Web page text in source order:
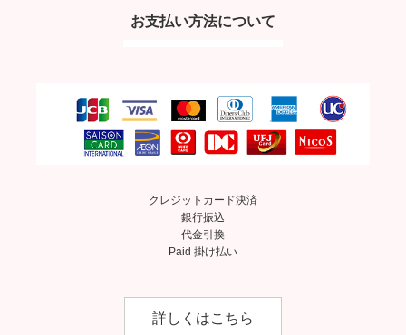
お支払い方法について
クレジットカード決済
銀行振込
代金引換
Paid 掛け払い
詳しくはこちら